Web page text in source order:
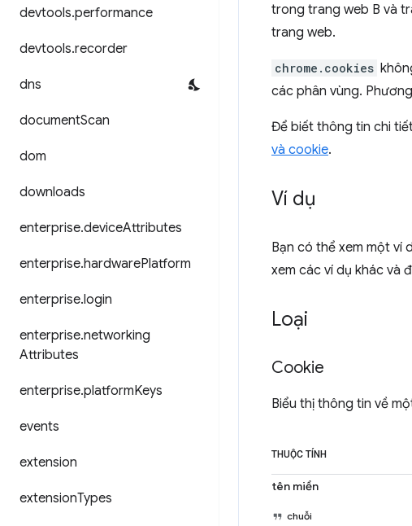
devtools.performance
devtools.recorder
dns
documentScan
dom
downloads
enterprise.deviceAttributes
enterprise.hardwarePlatform
enterprise.login
enterprise.networking
Attributes
enterprise.platformKeys
events
extension
extensionTypes
trong trang web B và
trang web.
chrome.cookies
các phân vùng.
Để biết thông tin chi
và cookie.
Ví dụ
Bạn có thể xem một ví
xem các ví dụ khác và
Loại
Cookie
Biểu thị thông tin về
THUỘC TÍNH
tên miền
chuỗi